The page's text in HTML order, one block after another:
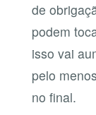
de
podem
isso vai
pelo
no final.